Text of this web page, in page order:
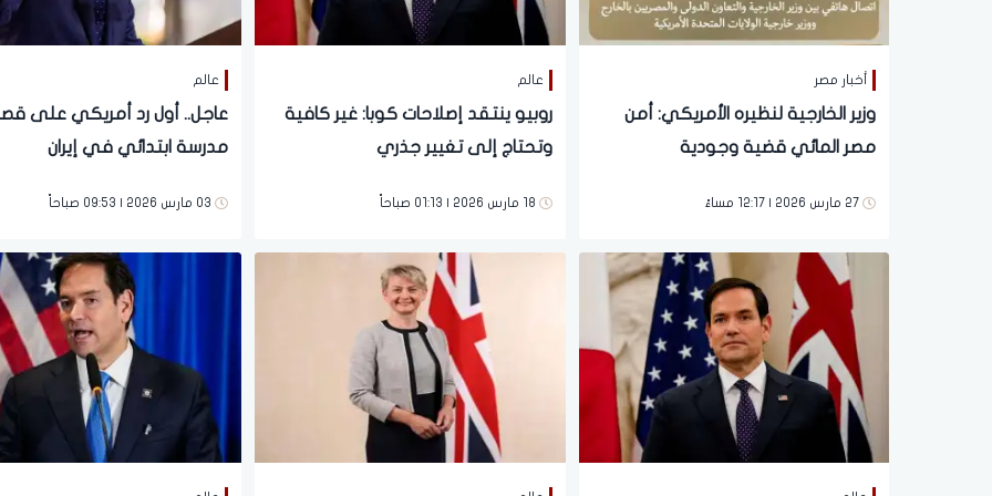
أخبار مصر
وزير الخارجية لنظيره الأمريكي: أمن
مصر المائي قضية وجودية
27 مارس 2026 | 12:17 مساءً
عالم
روبيو ينتقد إصلاحات كوبا: غير كافية
وتحتاج إلى تغيير جذري
18 مارس 2026 | 01:13 صباحاً
عالم
عاجل.. أول رد أمريكي على
مدرسة ابتدائي في إيران
03 مارس 2026 | 09:53 صباحاً